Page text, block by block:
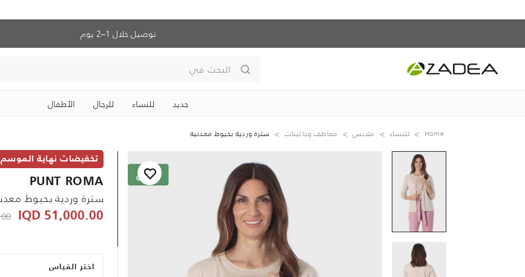
توصيل خلال 1–2 يوم
البحث في
جديد للنساء للرجال الأطفال
Home للنساء ملابس معاطف وجاكيتات سترة وردية بخيوط معدنية
تخفيضات نهاية الموسم
PUNT ROMA
سترة وردية بخيوط
51,000.00 IQD
اختر القياس